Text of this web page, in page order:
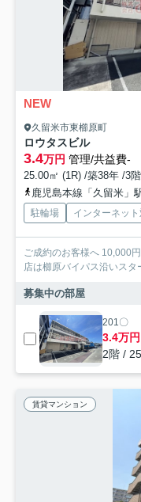
NEW
久留米市東櫛原町
ロウタスビル
3.4万円 管理/共益費-
25.00㎡ (1R) /築38年 /3
鹿児島本線「久留米」
駐輪場 インターネッ
ご成約のお客様へ 10,000
店は櫛原バイパス沿いス
募集中の部屋
201〇
3.4万円
2階 /
賃貸マンション